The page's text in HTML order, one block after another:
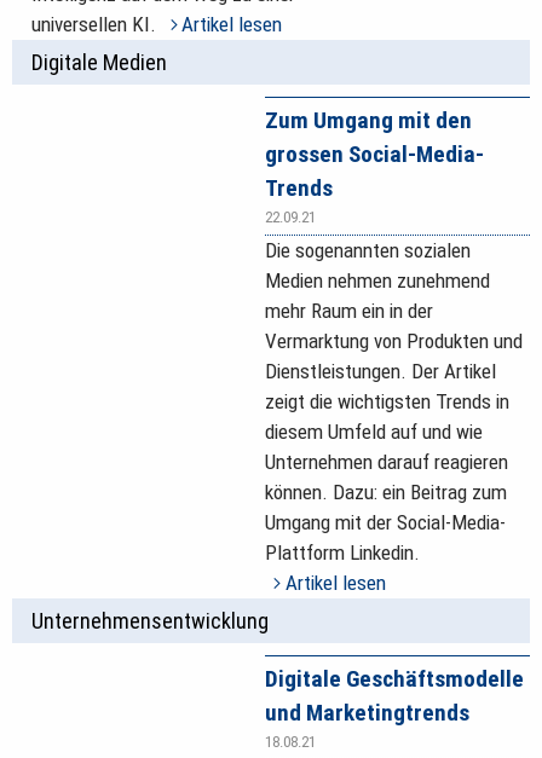
universellen KI.
Artikel lesen
Digitale Medien
Zum Umgang mit den
grossen Social-Media-
Trends
22.09.21
Die sogenannten sozialen
Medien nehmen zunehmend
mehr Raum ein in der
Vermarktung von Produkten und
Dienstleistungen. Der Artikel
zeigt die wichtigsten Trends in
diesem Umfeld auf und wie
Unternehmen darauf reagieren
können. Dazu: ein Beitrag zum
Umgang mit der Social-Media-
Plattform Linkedin.
Artikel lesen
Unternehmensentwicklung
Digitale Geschäftsmodelle
und Marketingtrends
18.08.21